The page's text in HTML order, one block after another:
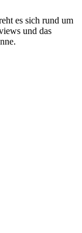
es sich rund um
und das